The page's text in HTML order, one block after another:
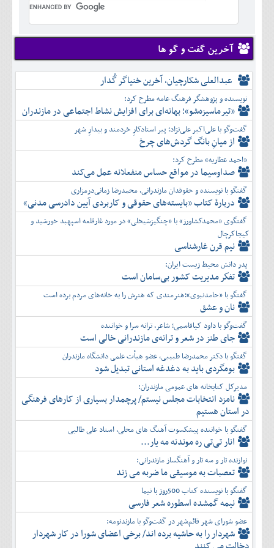
دی
بهمن
اسفند
آبان
آذر
دی
بهمن
اسفند
شهريور
مهر
آبان
آذر
دی
بهمن
اسفند
تير
مرداد
شهريور
مهر
آبان
آذر
دی
بهمن
اسفند
آخرین گفت و گو ها
عبدالعلی شکارچیان، آخرین خنیاگر گُدار
نویسنده و پژوهشگر فرهنگ عامه مطرح کرد:
«تیرماسیزه‌شو»؛ بهانه‌ای برای افزایش نشاط اجتماعی در مازندران
گفت‌وگو با علی‌اکبر علی‌نژاد؛ پیر استادکارِ خردمند و بیدارِ شهر
از میانِ بانگ گردش‌های چرخ
«احمد عطاریه» مطرح کرد:
صداوسیما در مواقع حساس منفعلانه عمل می‌کند
گفتگو با نویسنده و حقوقدان مازندرانی، محمدرضا زمانی‌درمزاری
دربارۀ کتاب ”بایسته‌های حقوقی و کاربردی آیین دادرسی مدنی»
گفتگوی «محمدکشاورز» با «چنگیزشیخلی» در مورد غارقلعه اسپهبد خورشید و
کیجاکرچال
نیم قرن غارشناسی
پدر دانش محیط زیست ایران:
تفكر مديريت کشور بی‌سامان است
گفتگو با «حامدنبوی»؛هنرمندی که هنرش را به خانه‌های مردم برده است
نان و عشق
گفت‌وگو با داود کیاقاسمی؛ شاعر، ترانه سرا و خواننده
جای طنز در شعر و ترانه‌ی مازندرانی خالی است
گفتگو با دکتر محمدرضا طبیبی، عضو هیأت علمی دانشگاه مازندران
بومگردی باید به دغدغه استانی تبدیل شود
مدیرکل کتابخانه های عمومی مازندران:
نامزد انتخابات مجلس نیستم/ پرچمدار بسیاری از کارهای فرهنگی
در استان هستیم
گفتگو با خواننده پیشکسوت آهنگ های محلی، استاد علی طالبی
انار تی‌تی ره موندنه مه یار...
نوازنده تار و سه تار و آهنگساز مازندرانی:
تعصبات به موسیقی ما ضربه می زند
گفتگو با نویسنده کتاب 500روز با نیما
نیمه گمشده اسطوره شعر فارسی
عضو شورای شهر قائم‌شهر در گفت‌و‌گو با مازندنومه:
شهردار را به حاشیه برده اند/ برخی اعضای شورا در کار شهردار